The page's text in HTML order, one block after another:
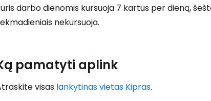
darbo dienomis kursuoja 7 kartus per dieną,
nekursuoja.
pamatyti aplink
visas lankytinas vietas Kipras.